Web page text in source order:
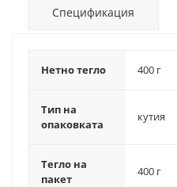
Спецификация
Нетно тегло 400 г
Тип на
опаковката
кутия
Тегло на
пакет
400 г